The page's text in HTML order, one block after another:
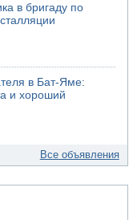
в бригаду по
в Бат-Яме:
и хороший
Все объявления